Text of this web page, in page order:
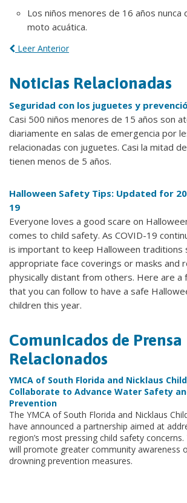
Los niños menores de 16 años nunca
moto acuática.
Leer Anterior
Noticias Relacionadas
Seguridad con los juguetes y
Casi 500 niños menores de 15 años son
diariamente en salas de emergencia por
relacionadas con juguetes. Casi la mitad
tienen menos de 5 años.
Halloween Safety Tips: Updated for
19
Everyone loves a good scare on
comes to child safety. As COVID-19
is important to keep Halloween traditions
appropriate face coverings or masks and
physically distant from others. Here are a
that you can follow to have a safe
children this year.
Comunicados de Prensa
Relacionados
YMCA of South Florida and Nicklaus
Collaborate to Advance Water Safety
Prevention
The YMCA of South Florida and Nicklaus
have announced a partnership aimed at
region’s most pressing child safety
will promote greater community awareness
drowning prevention measures.